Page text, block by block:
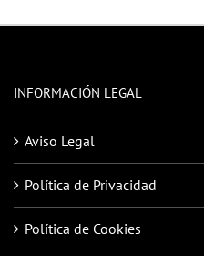
en
página
INFORMACIÓN LEGAL
Aviso Legal
Política de Privacidad
Política de Cookies